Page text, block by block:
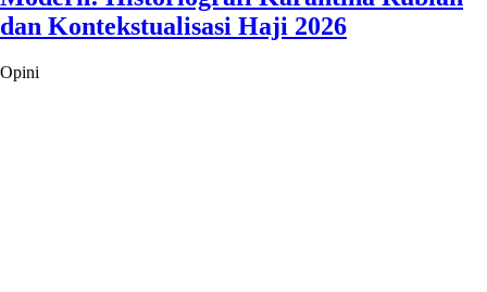
dan Kontekstualisasi Haji 2026
Opini